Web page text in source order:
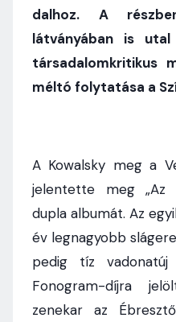
dalhoz. A
látványában is
társadalomkritikus
méltó folytatása a
A Kowalsky meg a
jelentette meg „Az
dupla albumát. Az
év legnagyobb
pedig tíz
Fonogram-díjra
zenekar az